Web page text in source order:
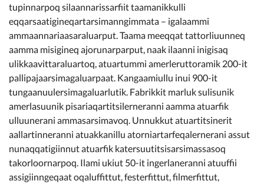
tupinnarpoq silaannarissarfiit taamanikkulli
eqqarsaatigineqartarsimanngimmata – igalaammi
ammaannariaasaraluarput. Taama meeqqat tattorliuunneq
aamma misigineq ajorunarparput, naak ilaanni inigisaq
ulikkaavittaraluartoq, atuartummi amerleruttoramik 200-it
pallipajaarsimagaluarpaat. Kangaamiullu inui 900-it
tungaanuulersimagaluarlutik. Fabrikkit marluk sulisunik
amerlasuunik pisariaqartitsilerneranni aamma atuarfik
ulluunerani ammasarsimavoq. Unnukkut atuartitsinerit
aallartinneranni atuakkanillu atorniartarfeqalernerani assut
nunaqqatigiinnut atuarfik katersuutitsisarsimassasoq
takorloornarpoq. Ilami ukiut 50-it ingerlaneranni atuuffii
assigiinngeqaat oqaluffittut, festerfittut, filmerfittut,